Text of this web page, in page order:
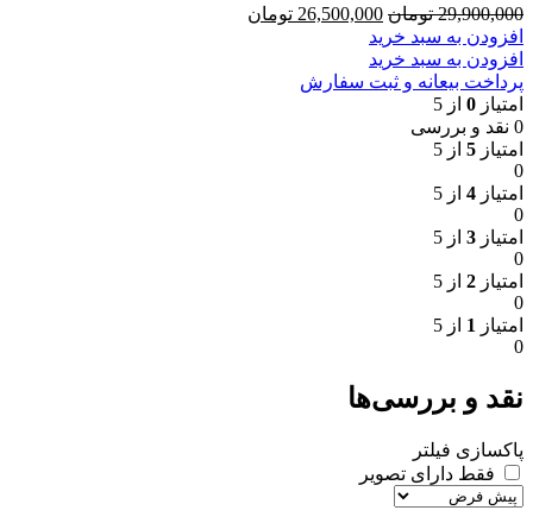
29,900,000 تومان قیمت
اصلی
بود.
26,500,000 تومان
افزودن به سبد خرید
افزودن به سبد خرید
پرداخت بیعانه و ثبت سفارش
امتیاز 0 از 5
0 نقد و بررسی
امتیاز 5 از 5
0
امتیاز 4 از 5
0
امتیاز 3 از 5
0
امتیاز 2 از 5
0
امتیاز 1 از 5
0
نقد و بررسی‌ها
پاکسازی فیلتر
فقط دارای تصویر